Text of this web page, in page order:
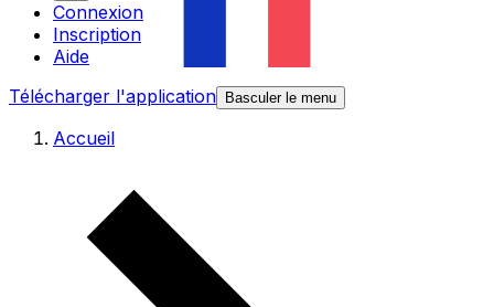
Connexion
Inscription
Aide
Télécharger l'application
Basculer le menu
Accueil